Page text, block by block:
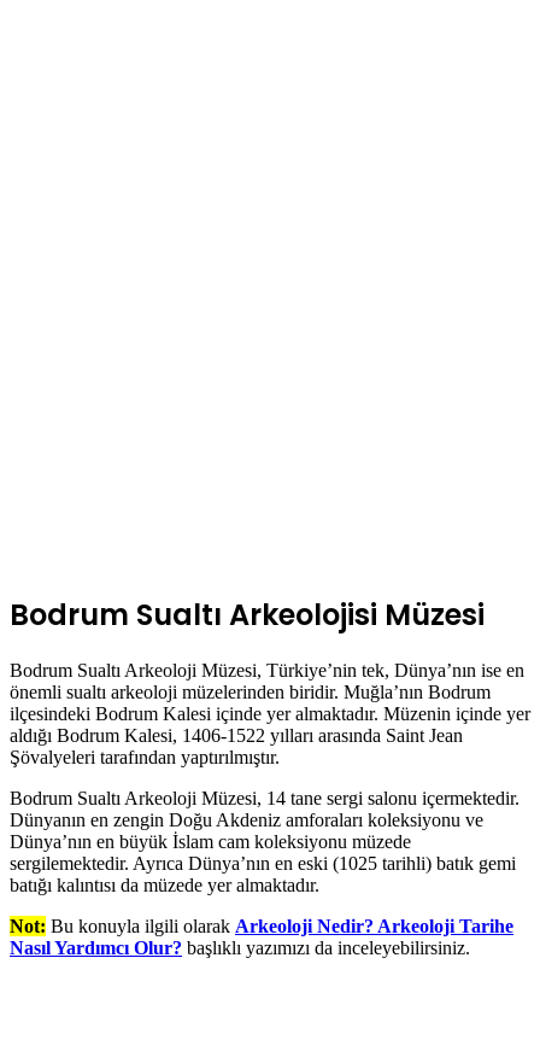
Bodrum Sualtı Arkeolojisi Müzesi
Bodrum Sualtı Arkeoloji Müzesi, Türkiye’nin tek, Dünya’nın ise en
önemli sualtı arkeoloji müzelerinden biridir. Muğla’nın Bodrum
ilçesindeki Bodrum Kalesi içinde yer almaktadır. Müzenin içinde yer
aldığı Bodrum Kalesi, 1406-1522 yılları arasında Saint Jean
Şövalyeleri tarafından yaptırılmıştır.
Bodrum Sualtı Arkeoloji Müzesi, 14 tane sergi salonu içermektedir.
Dünyanın en zengin Doğu Akdeniz amforaları koleksiyonu ve
Dünya’nın en büyük İslam cam koleksiyonu müzede
sergilemektedir. Ayrıca Dünya’nın en eski (1025 tarihli) batık gemi
batığı kalıntısı da müzede yer almaktadır.
Not: Bu konuyla ilgili olarak Arkeoloji Nedir? Arkeoloji Tarihe
Nasıl Yardımcı Olur? başlıklı yazımızı da inceleyebilirsiniz.